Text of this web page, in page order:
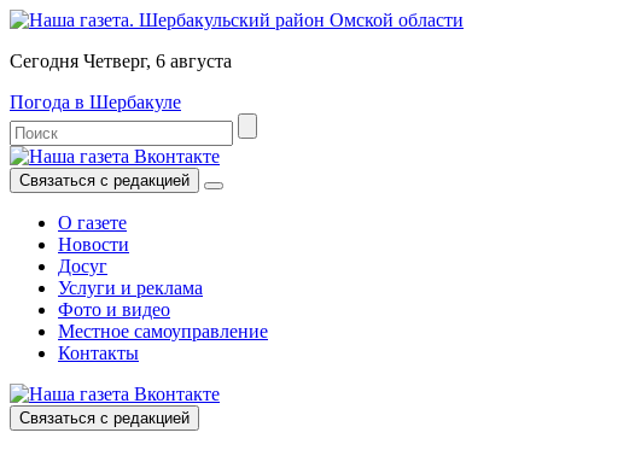
Сегодня Четверг, 6 августа
Погода в Шербакуле
Связаться с редакцией
О газете
Новости
Досуг
Услуги и реклама
Фото и видео
Местное самоуправление
Контакты
Связаться с редакцией